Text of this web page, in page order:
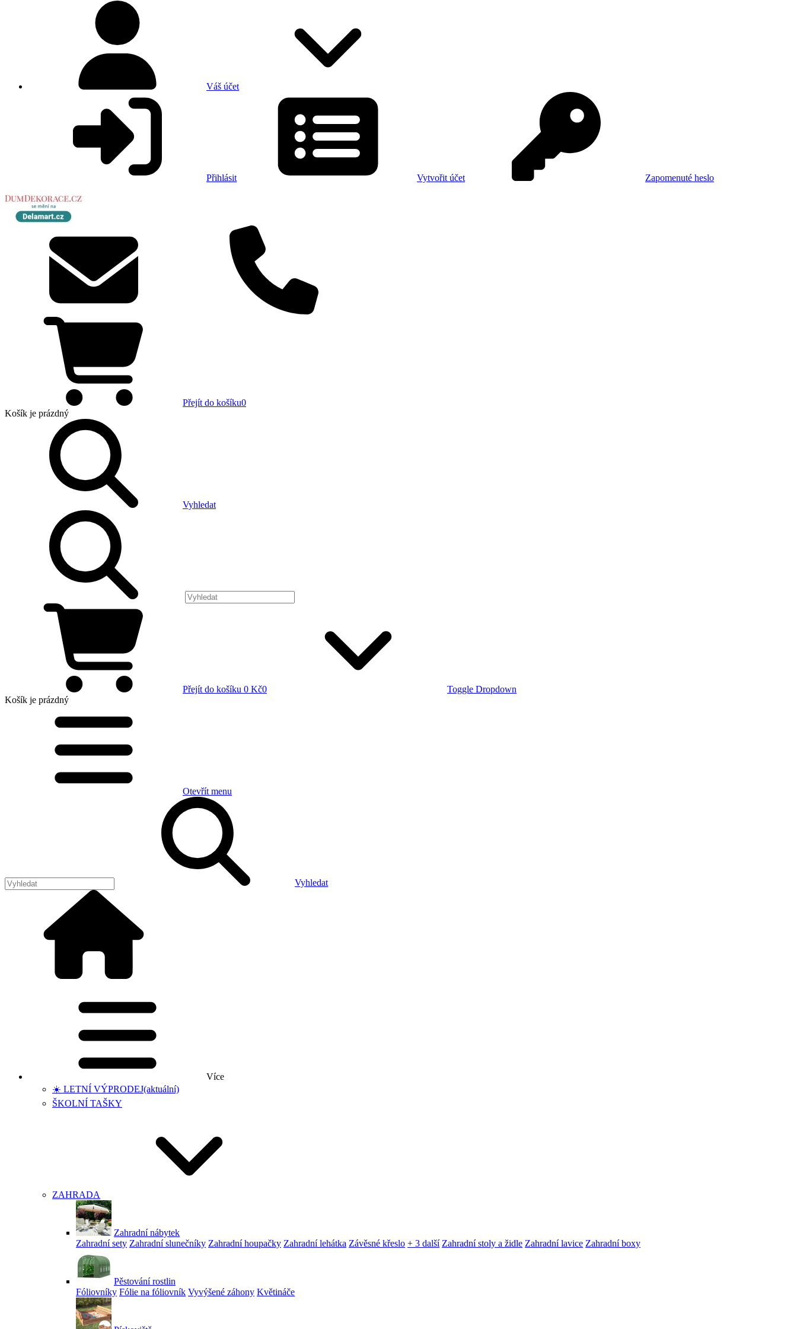
Váš účet
Přihlásit Vytvořit účet Zapomenuté heslo
Přejít do košíku0
Košík je prázdný
Vyhledat
Přejít do košíku 0 Kč0
Toggle Dropdown
Košík je prázdný
Otevřít menu
Vyhledat
Více
☀️ LETNÍ VÝPRODEJ(aktuální)
ŠKOLNÍ TAŠKY
ZAHRADA
Zahradní nábytek
Zahradní sety Zahradní slunečníky Zahradní houpačky Zahradní lehátka Závěsné křeslo + 3 další Zahradní stoly a židle Zahradní lavice Zahradní boxy
Pěstování rostlin
Fóliovníky Fólie na fóliovník Vyvýšené záhony Květináče